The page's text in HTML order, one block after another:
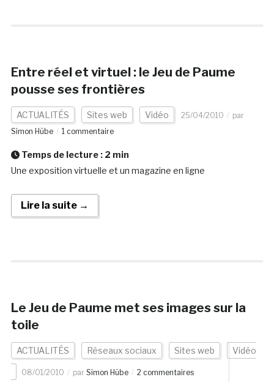
Entre réel et virtuel : le Jeu de Paume
pousse ses frontières
ACTUALITÉS Sites web Vidéo 25/04/2010
par
Simon Hübe
1 commentaire
Temps de lecture : 2 min
Une exposition virtuelle et un magazine en ligne
Lire la suite →
Le Jeu de Paume met ses images sur la
toile
ACTUALITÉS Réseaux sociaux Sites web Vidéo
08/01/2010 par Simon Hübe 2 commentaires